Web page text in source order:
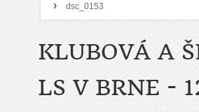
› dsc_0153
KLUBOVÁ A
LS V BRNE -